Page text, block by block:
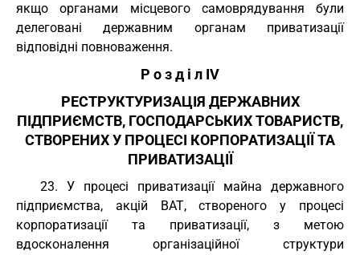
якщо органами місцевого самоврядування були
делеговані державним органам приватизації
відповідні повноваження.
Р о з д і л IV
РЕСТРУКТУРИЗАЦІЯ ДЕРЖАВНИХ
ПІДПРИЄМСТВ, ГОСПОДАРСЬКИХ ТОВАРИСТВ,
СТВОРЕНИХ У ПРОЦЕСІ КОРПОРАТИЗАЦІЇ ТА
ПРИВАТИЗАЦІЇ
23. У процесі приватизації майна державного
підприємства, акцій ВАТ, створеного у процесі
корпоратизації та приватизації, з метою
вдосконалення організаційної структури